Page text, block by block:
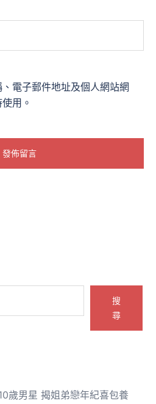
電子郵件地址及個人網站網
用。
搜
尋
歲男星 揭姐弟戀年紀喜包養